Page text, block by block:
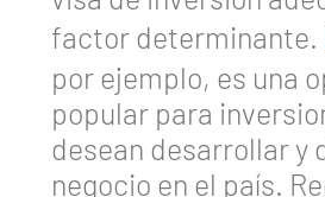
factor determinante.
por ejemplo, es una
popular para
desean desarrollar y
negocio en el país.